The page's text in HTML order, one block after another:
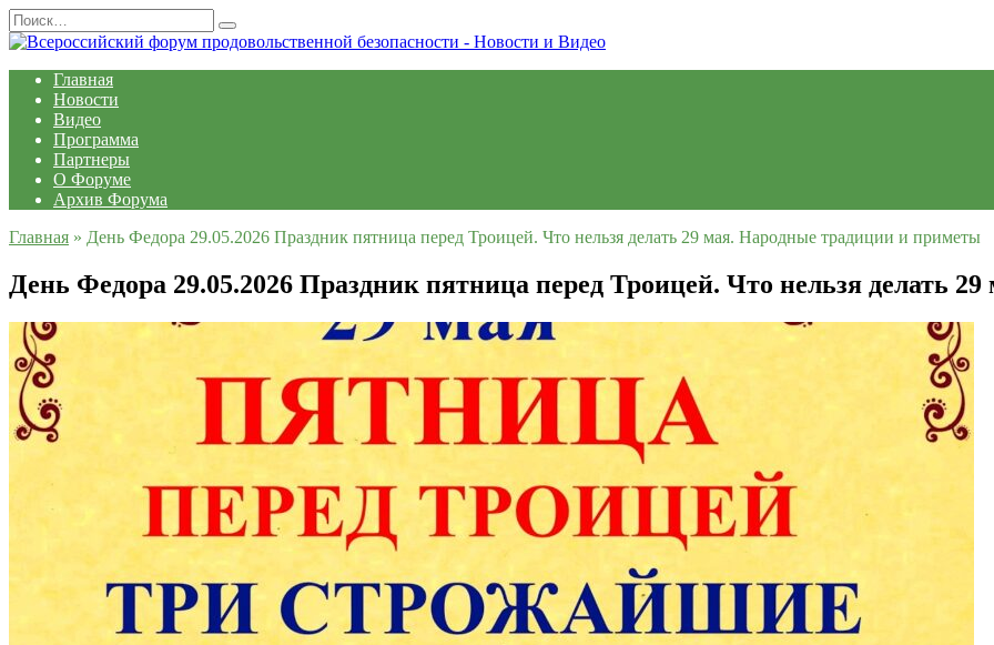
Перейти
к
содержанию
Search
for:
Главная
Новости
Видео
Программа
Партнеры
О Форуме
Архив Форума
Главная » День Федора 29.05.2026 Праздник пятница перед Троицей. Что нельзя делать 29 мая. Народные традиции и приметы
День Федора 29.05.2026 Праздник пятница перед Троицей. Что нельзя делать